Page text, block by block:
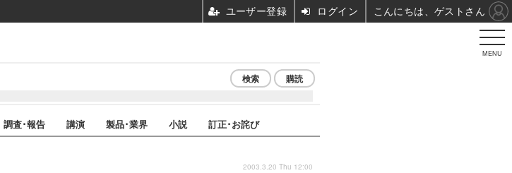
MENU
検索 購読
調査･報告 講演 製品･業界 小説 訂正･お詫び
2003.3.20 Thu 12:00
ユーザー登録 ログイン こんにちは、ゲストさん